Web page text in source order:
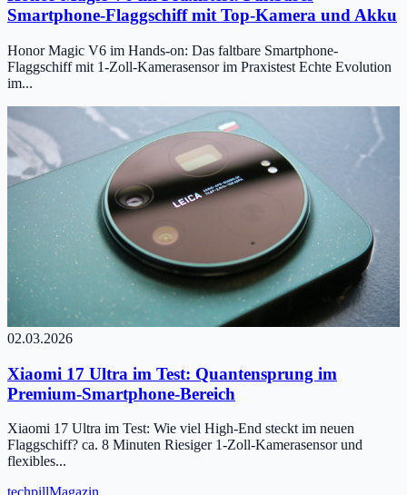
Smartphone-Flaggschiff mit Top-Kamera und Akku
Honor Magic V6 im Hands-on: Das faltbare Smartphone-
Flaggschiff mit 1-Zoll-Kamerasensor im Praxistest Echte Evolution
im...
02.03.2026
Xiaomi 17 Ultra im Test: Quantensprung im
Premium-Smartphone-Bereich
Xiaomi 17 Ultra im Test: Wie viel High-End steckt im neuen
Flaggschiff? ca. 8 Minuten Riesiger 1-Zoll-Kamerasensor und
flexibles...